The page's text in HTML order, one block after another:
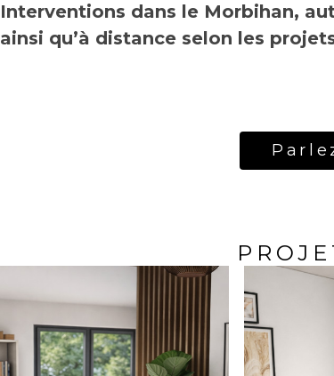
Interventions dans le Morbihan,
ainsi qu’à distance selon les